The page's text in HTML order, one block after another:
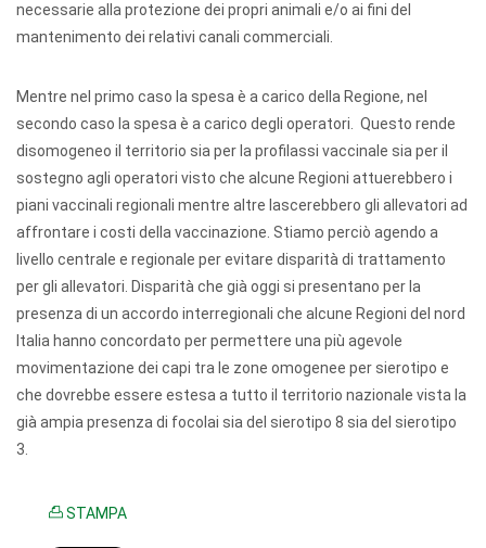
necessarie alla protezione dei propri animali e/o ai fini del
mantenimento dei relativi canali commerciali.
Mentre nel primo caso la spesa è a carico della Regione, nel
secondo caso la spesa è a carico degli operatori. Questo rende
disomogeneo il territorio sia per la profilassi vaccinale sia per il
sostegno agli operatori visto che alcune Regioni attuerebbero i
piani vaccinali regionali mentre altre lascerebbero gli allevatori ad
affrontare i costi della vaccinazione. Stiamo perciò agendo a
livello centrale e regionale per evitare disparità di trattamento
per gli allevatori. Disparità che già oggi si presentano per la
presenza di un accordo interregionali che alcune Regioni del nord
Italia hanno concordato per permettere una più agevole
movimentazione dei capi tra le zone omogenee per sierotipo e
che dovrebbe essere estesa a tutto il territorio nazionale vista la
già ampia presenza di focolai sia del sierotipo 8 sia del sierotipo
3.
STAMPA